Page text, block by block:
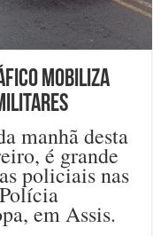
mobiliza
manhã desta
é grande
policiais nas
em Assis.